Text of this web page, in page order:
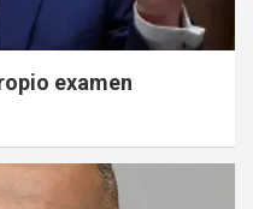
examen